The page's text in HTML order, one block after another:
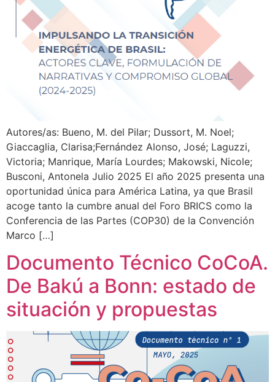
Autores/as: Bueno, M. del Pilar; Dussort, M. Noel;
Giaccaglia, Clarisa;Fernández Alonso, José; Laguzzi,
Victoria; Manrique, María Lourdes; Makowski, Nicole;
Busconi, Antonela Julio 2025 El año 2025 presenta una
oportunidad única para América Latina, ya que Brasil
acoge tanto la cumbre anual del Foro BRICS como la
Conferencia de las Partes (COP30) de la Convención
Marco […]
Documento Técnico CoCoA.
De Bakú a Bonn: estado de
situación y propuestas